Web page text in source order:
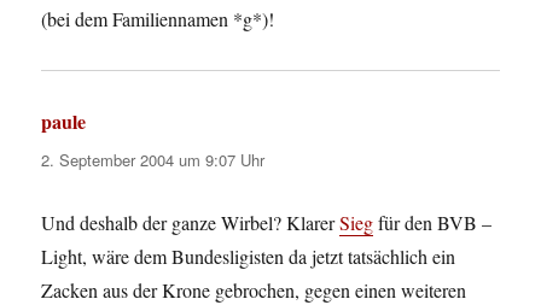
(bei dem Familiennamen *g*)!
paule
2. September 2004 um 9:07 Uhr
Und deshalb der ganze Wirbel? KlarerSiegfür den BVB –
Light, wäre dem Bundesligisten da jetzt tatsächlich ein
Zacken aus der Krone gebrochen, gegen einen weiteren